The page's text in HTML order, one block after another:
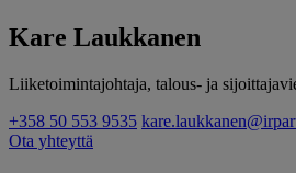
Kare Laukkanen
Liiketoimintajohtaja, talous- ja
+358 50 553 9535
Ota yhteyttä